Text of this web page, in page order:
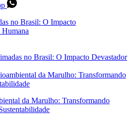
no Brasil: O Impacto Devastador
da Marulho: Transformando